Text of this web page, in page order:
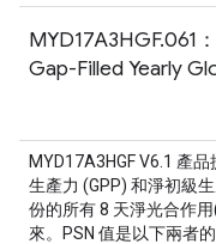
MYD17A3HGF.061
Gap-Filled Yearly
MYD17A3HGF V6.1 產
生產力 (GPP) 和淨初級
份的所有 8 天淨光合作
來。PSN 值是以下兩者的